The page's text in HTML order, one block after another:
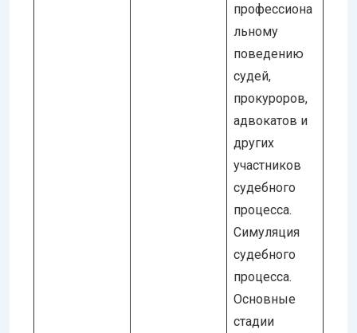
профессиона
льному
поведению
судей,
прокуроров,
адвокатов и
других
участников
судебного
процесса.
Симуляция
судебного
процесса.
Основные
стадии